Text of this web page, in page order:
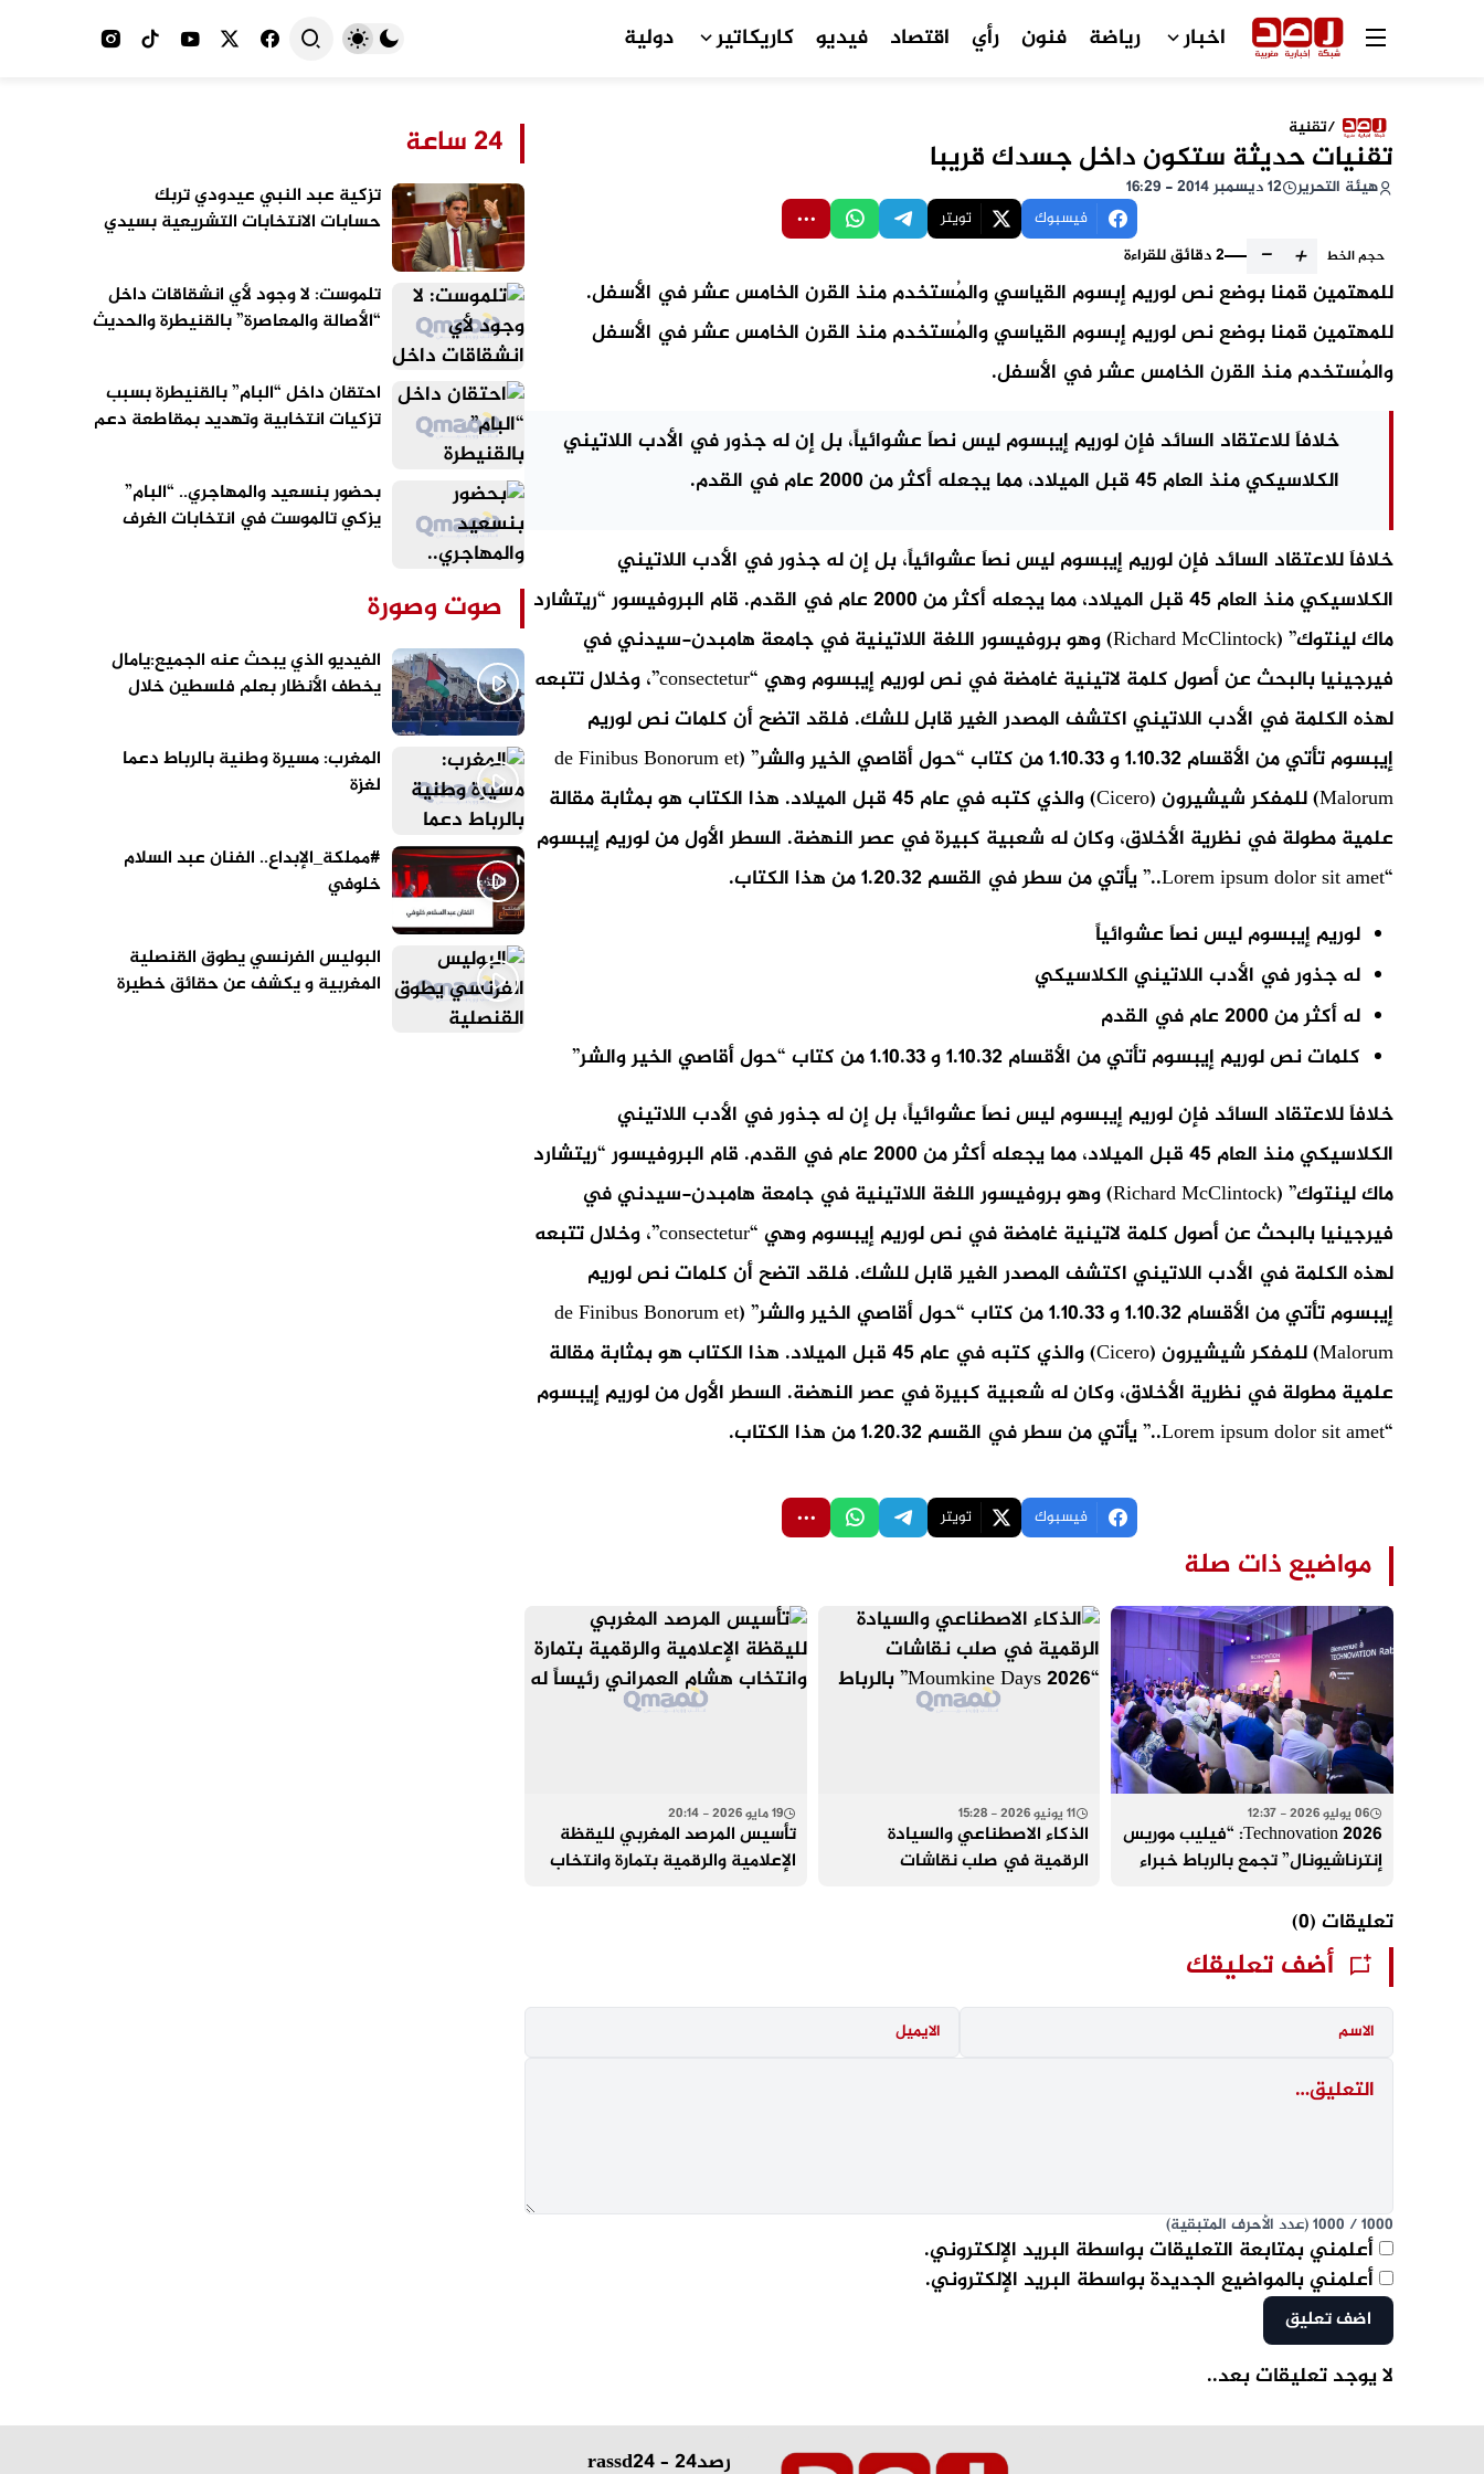
اخبار رياضة فنون رأي اقتصاد فيديو كاريكاتير دولية
/تقنية
تقنيات حديثة ستكون داخل جسدك قريبا
هيئة التحرير
12 ديسمبر 2014 - 16:29
فيسبوك
تويتر
حجم الخط +
- 2 دقائق للقراءة
للمهتمين قمنا بوضع نص لوريم إبسوم القياسي والمُستخدم منذ القرن الخامس عشر في الأسفل.
للمهتمين قمنا بوضع نص لوريم إبسوم القياسي والمُستخدم منذ القرن الخامس عشر في الأسفل
والمُستخدم منذ القرن الخامس عشر في الأسفل.
خلافاَ للاعتقاد السائد فإن لوريم إيبسوم ليس نصاَ عشوائياً، بل إن له جذور في الأدب اللاتيني
الكلاسيكي منذ العام 45 قبل الميلاد، مما يجعله أكثر من 2000 عام في القدم.
خلافاَ للاعتقاد السائد فإن لوريم إيبسوم ليس نصاَ عشوائياً، بل إن له جذور في الأدب اللاتيني
الكلاسيكي منذ العام 45 قبل الميلاد، مما يجعله أكثر من 2000 عام في القدم. قام البروفيسور “ريتشارد
ماك لينتوك” (Richard McClintock) وهو بروفيسور اللغة اللاتينية في جامعة هامبدن-سيدني في
فيرجينيا بالبحث عن أصول كلمة لاتينية غامضة في نص لوريم إيبسوم وهي “consectetur”، وخلال تتبعه
لهذه الكلمة في الأدب اللاتيني اكتشف المصدر الغير قابل للشك. فلقد اتضح أن كلمات نص لوريم
إيبسوم تأتي من الأقسام 1.10.32 و 1.10.33 من كتاب “حول أقاصي الخير والشر” (de Finibus Bonorum et
Malorum) للمفكر شيشيرون (Cicero) والذي كتبه في عام 45 قبل الميلاد. هذا الكتاب هو بمثابة مقالة
علمية مطولة في نظرية الأخلاق، وكان له شعبية كبيرة في عصر النهضة. السطر الأول من لوريم إيبسوم
“Lorem ipsum dolor sit amet..” يأتي من سطر في القسم 1.20.32 من هذا الكتاب.
لوريم إيبسوم ليس نصاَ عشوائياً
له جذور في الأدب اللاتيني الكلاسيكي
له أكثر من 2000 عام في القدم
كلمات نص لوريم إيبسوم تأتي من الأقسام 1.10.32 و 1.10.33 من كتاب “حول أقاصي الخير والشر”
خلافاَ للاعتقاد السائد فإن لوريم إيبسوم ليس نصاَ عشوائياً، بل إن له جذور في الأدب اللاتيني
الكلاسيكي منذ العام 45 قبل الميلاد، مما يجعله أكثر من 2000 عام في القدم. قام البروفيسور “ريتشارد
ماك لينتوك” (Richard McClintock) وهو بروفيسور اللغة اللاتينية في جامعة هامبدن-سيدني في
فيرجينيا بالبحث عن أصول كلمة لاتينية غامضة في نص لوريم إيبسوم وهي “consectetur”، وخلال تتبعه
لهذه الكلمة في الأدب اللاتيني اكتشف المصدر الغير قابل للشك. فلقد اتضح أن كلمات نص لوريم
إيبسوم تأتي من الأقسام 1.10.32 و 1.10.33 من كتاب “حول أقاصي الخير والشر” (de Finibus Bonorum et
Malorum) للمفكر شيشيرون (Cicero) والذي كتبه في عام 45 قبل الميلاد. هذا الكتاب هو بمثابة مقالة
علمية مطولة في نظرية الأخلاق، وكان له شعبية كبيرة في عصر النهضة. السطر الأول من لوريم إيبسوم
“Lorem ipsum dolor sit amet..” يأتي من سطر في القسم 1.20.32 من هذا الكتاب.
فيسبوك تويتر
مواضيع ذات صلة
06 يوليو 2026 - 12:37
2026 Technovation: “فيليب موريس
إنترناشيونال” تجمع بالرباط خبراء
والعلم والصحة العامة
11 يونيو 2026 - 15:28
الذكاء الاصطناعي والسيادة
الرقمية في صلب نقاشات
19 مايو 2026 - 20:14
تأسيس المرصد المغربي لليقظة
الإعلامية والرقمية بتمارة وانتخاب
تعليقات (0)
أضف تعليقك
1000
/
1000(عدد الأحرف المتبقية)
أعلمني بمتابعة التعليقات بواسطة البريد الإلكتروني.
أعلمني بالمواضيع الجديدة بواسطة البريد الإلكتروني.
لا يوجد تعليقات بعد..
24 ساعة
تزكية عبد النبي عيدودي تربك
حسابات الانتخابات التشريعية بسيدي
تلموست: لا وجود لأي انشقاقات داخل
“الأصالة والمعاصرة” بالقنيطرة والحديث
احتقان داخل “البام” بالقنيطرة بسبب
تزكيات انتخابية وتهديد بمقاطعة دعم
بحضور بنسعيد والمهاجري.. “البام”
يزكي تالموست في انتخابات الغرف
صوت وصورة
الفيديو الذي يبحث عنه الجميع:يامال
يخطف الأنظار بعلم فلسطين خلال
المغرب: مسيرة وطنية بالرباط دعما
لغزة
#مملكة_الإبداع.. الفنان عبد السلام
خلوفي
البوليس الفرنسي يطوق القنصلية
المغربية و يكشف عن حقائق خطيرة
رصد24 – rassd24